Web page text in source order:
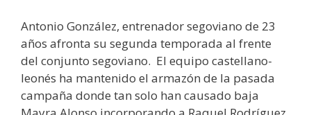
Antonio González, entrenador segoviano de 23
años afronta su segunda temporada al frente
del conjunto segoviano. El equipo castellano-
leonés ha mantenido el armazón de la pasada
campaña donde tan solo han causado baja